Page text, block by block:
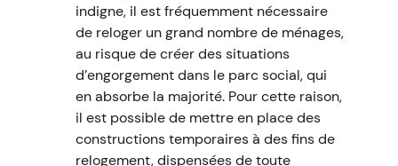
indigne, il est fréquemment nécessaire
de reloger un grand nombre de ménages,
au risque de créer des situations
d’engorgement dans le parc social, qui
en absorbe la majorité. Pour cette raison,
il est possible de mettre en place des
constructions temporaires à des fins de
relogement, dispensées de toute